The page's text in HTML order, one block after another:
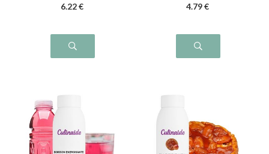
6.22 € 4.79 €